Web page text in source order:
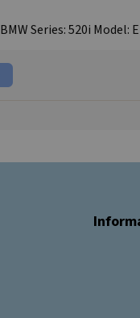
BMW Series: 520i Model: